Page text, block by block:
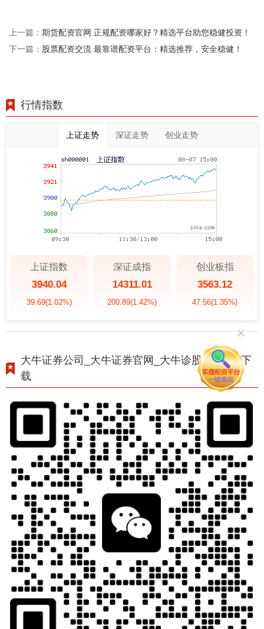
上一篇： 期货配资官网 正规配资哪家好？精选平台助您稳健投资！
下一篇： 股票配资交流 最靠谱配资平台：精选推荐，安全稳健！
行情指数
上证走势 深证走势 创业走势
上证指数
3940.04
39.69(1.02%)
深证成指
14311.01
200.89(1.42%)
创业板指
3563.12
47.56(1.35%)
大牛证券公司_大牛证券官网_大牛诊股app官方下
载